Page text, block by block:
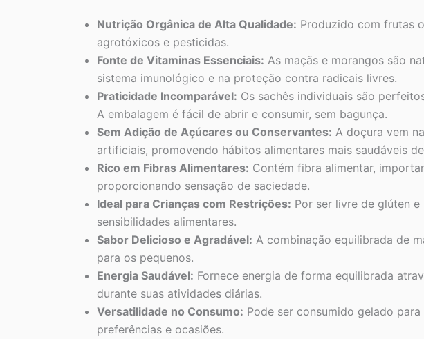
Nutrição Orgânica de Alta Qualidade: Produzido com frutas
agrotóxicos e pesticidas.
Fonte de Vitaminas Essenciais: As maçãs e morangos são
sistema imunológico e na proteção contra radicais livres.
Praticidade Incomparável: Os sachês individuais são
A embalagem é fácil de abrir e consumir, sem bagunça.
Sem Adição de Açúcares ou Conservantes: A doçura vem
artificiais, promovendo hábitos alimentares mais saudáveis
Rico em Fibras Alimentares: Contém fibra alimentar,
proporcionando sensação de saciedade.
Ideal para Crianças com Restrições: Por ser livre de glúten
sensibilidades alimentares.
Sabor Delicioso e Agradável: A combinação equilibrada de
para os pequenos.
Energia Saudável: Fornece energia de forma equilibrada
durante suas atividades diárias.
Versatilidade no Consumo: Pode ser consumido gelado
preferências e ocasiões.